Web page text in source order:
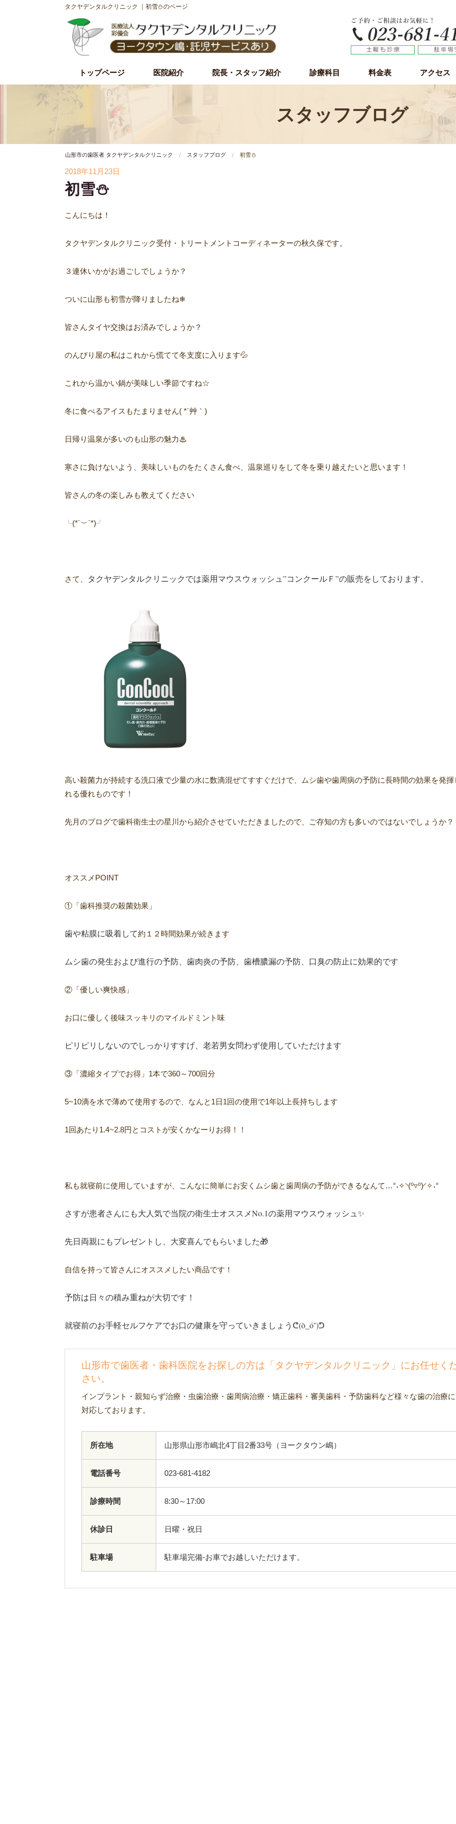
タクヤデンタルクリニック ｜初雪⛄️のページ
トップページ 医院紹介
初診時の流れ
理事長紹介
院内・設備紹介
治療理念・方針
院長・スタッフ紹介 診療科目 料金表 アクセス
スタッフブログ
山形市の歯医者 タクヤデンタルクリニック スタッフブログ 初雪⛄️
2018年11月23日
初雪⛄️
こんにちは！
タクヤデンタルクリニック受付・トリートメントコーディネーターの秋久保です。
３連休いかがお過ごしでしょうか？
ついに山形も初雪が降りましたね❄︎
皆さんタイヤ交換はお済みでしょうか？
のんびり屋の私はこれから慌てて冬支度に入ります💦
これから温かい鍋が美味しい季節ですね☆
冬に食べるアイスもたまりません( *´艸｀)
日帰り温泉が多いのも山形の魅力♨︎
寒さに負けないよう、美味しいものをたくさん食べ、温泉巡りをして冬を乗り越えたいと思います！
皆さんの冬の楽しみも教えてください
╰(*´︶`*)╯
さて、 タクヤデンタルクリニックでは薬用マウスウォッシュ”コンクールＦ”の販売をしております。
高い殺菌力が持続する洗口液で少量の水に数滴混ぜてすすぐだけで、ムシ歯や歯周病の予防に長時間の効果を発揮
れる優れものです！
先月のブログで歯科衛生士の星川から紹介させていただきましたので、ご存知の方も多いのではないでしょうか？
オススメPOINT
①「歯科推奨の殺菌効果」
歯や粘膜に吸着して約１２時間効果が続きます
ムシ歯の発生および進行の予防、歯肉炎の予防、歯槽膿漏の予防、口臭の防止に効果的です
②「優しい爽快感」
お口に優しく後味スッキリのマイルドミント味
ピリピリしないのでしっかりすすげ、老若男女問わず使用していただけます
③「濃縮タイプでお得」1本で360～700回分
5~10滴を水で薄めて使用するので、なんと1日1回の使用で1年以上長持ちします
1回あたり1.4~2.8円とコストが安くかなーりお得！！
私も就寝前に使用していますが、こんなに簡単にお安くムシ歯と歯周病の予防ができるなんて…°˖✧◝(⁰▿⁰)◜✧˖°
さすが患者さんにも大人気で当院の衛生士オススメNo.1の薬用マウスウォッシュ ✨
先日両親にもプレゼントし、大変喜んでもらいました🎁
自信を持って皆さんにオススメしたい商品です！
予防は日々の積み重ねが大切です！
就寝前のお手軽セルフケアでお口の健康を守っていきましょうᕦ(ò_óˇ)ᕤ
山形市で歯医者・歯科医院をお探しの方は「タクヤデンタルクリニック」にお任せく
さい。
インプラント・親知らず治療・虫歯治療・歯周病治療・矯正歯科・審美歯科・予防歯科など様々な歯の治療に
対応しております。
所在地 山形県山形市嶋北4丁目2番33号（ヨークタウン嶋）
電話番号 023-681-4182
診療時間 8:30～17:00
休診日 日曜・祝日
駐車場 駐車場完備-お車でお越しいただけます。